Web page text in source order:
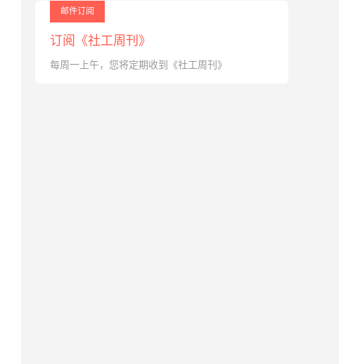
邮件订阅
订阅《社工周刊》
每周一上午，您将定期收到《社工周刊》